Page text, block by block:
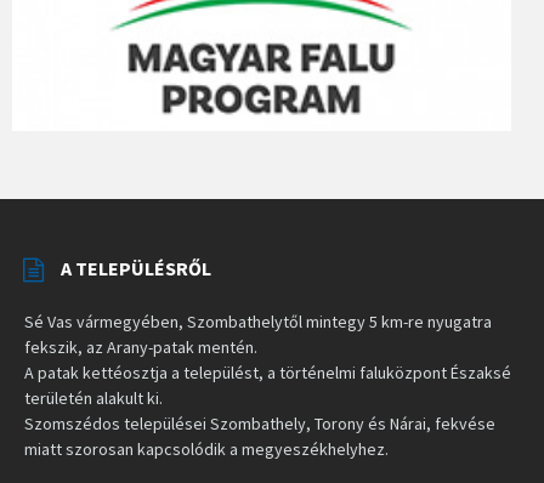
A TELEPÜLÉSRŐL
Sé Vas vármegyében, Szombathelytől mintegy 5 km-re nyugatra
fekszik, az Arany-patak mentén.
A patak kettéosztja a települést, a történelmi faluközpont Északsé
területén alakult ki.
Szomszédos települései Szombathely, Torony és Nárai, fekvése
miatt szorosan kapcsolódik a megyeszékhelyhez.